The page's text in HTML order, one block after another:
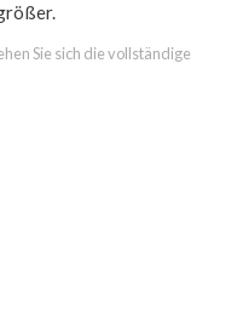
Sie sich die vollständige